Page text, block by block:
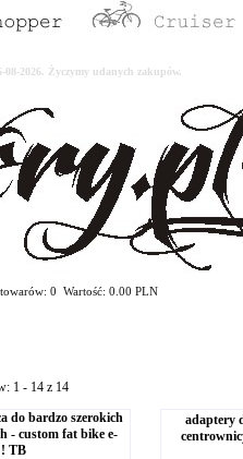
2026. Życzymy udanych zakupów.
0 Wartość: 0.00 PLN
1 - 14 z 14
do bardzo szerokich
- custom fat bike e-
TB
adaptery